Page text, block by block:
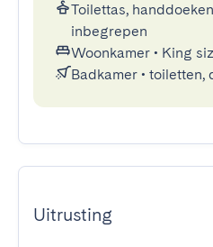
Toilettas,
inbegrepen
Woonkamer • King
Badkamer • toiletten,
Uitrusting